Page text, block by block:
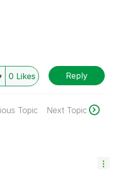
0 Likes Reply
Topic Next Topic